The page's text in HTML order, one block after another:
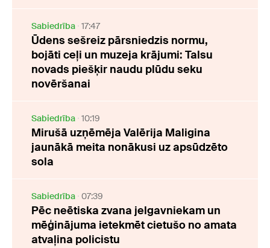
Sabiedrība 17:47
Ūdens sešreiz pārsniedzis normu,
bojāti ceļi un muzeja krājumi: Talsu
novads piešķir naudu plūdu seku
novēršanai
Sabiedrība 10:19
Mirušā uzņēmēja Valērija Maligina
jaunākā meita nonākusi uz apsūdzēto
sola
Sabiedrība 07:39
Pēc neētiska zvana jelgavniekam un
mēģinājuma ietekmēt cietušo no amata
atvaļina policistu